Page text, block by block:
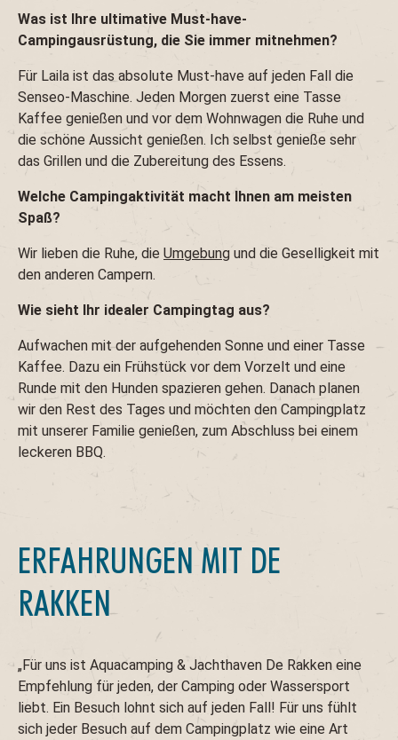
Was ist Ihre ultimative Must-have-
Campingausrüstung, die Sie immer mitnehmen?
Für Laila ist das absolute Must-have auf jeden Fall die
Senseo-Maschine. Jeden Morgen zuerst eine Tasse
Kaffee genießen und vor dem Wohnwagen die Ruhe und
die schöne Aussicht genießen. Ich selbst genieße sehr
das Grillen und die Zubereitung des Essens.
Welche Campingaktivität macht Ihnen am meisten
Spaß?
Wir lieben die Ruhe, die Umgebung und die Geselligkeit mit
den anderen Campern.
Wie sieht Ihr idealer Campingtag aus?
Aufwachen mit der aufgehenden Sonne und einer Tasse
Kaffee. Dazu ein Frühstück vor dem Vorzelt und eine
Runde mit den Hunden spazieren gehen. Danach planen
wir den Rest des Tages und möchten den Campingplatz
mit unserer Familie genießen, zum Abschluss bei einem
leckeren BBQ.
ERFAHRUNGEN MIT DE
RAKKEN
„Für uns ist Aquacamping & Jachthaven De Rakken eine
Empfehlung für jeden, der Camping oder Wassersport
liebt. Ein Besuch lohnt sich auf jeden Fall! Für uns fühlt
sich jeder Besuch auf dem Campingplatz wie eine Art